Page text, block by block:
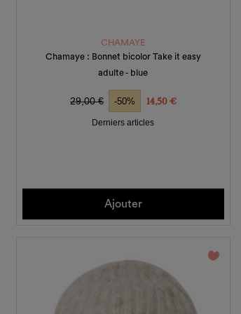
CHAMAYE
Chamaye : Bonnet bicolor Take it easy
adulte - blue
Prix de base
29,00 € -50% 14,50 €
Derniers articles
Ajouter
favorite_border